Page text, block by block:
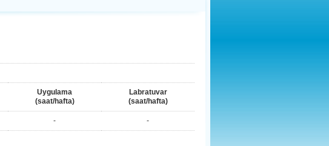
Uygulama
(saat/hafta)
Labratuvar
(saat/hafta)
- -